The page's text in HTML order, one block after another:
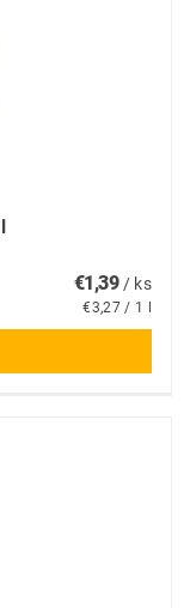
€1,39/ ks
€3,27 / 1 l